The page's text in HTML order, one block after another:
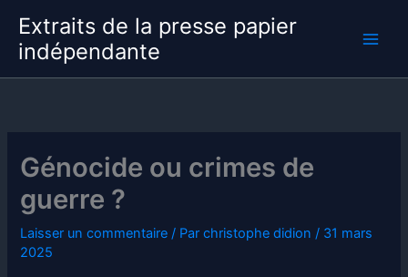
contenu
Extraits de la presse papier
indépendante
Génocide ou crimes de
guerre ?
Laisser un commentaire / Parchristophe didion / 31 mars
2025